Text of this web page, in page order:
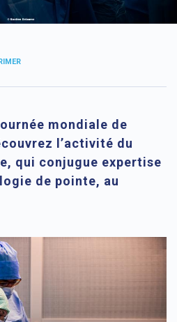
mondiale de
l’activité du
qui conjugue expertise
de pointe, au